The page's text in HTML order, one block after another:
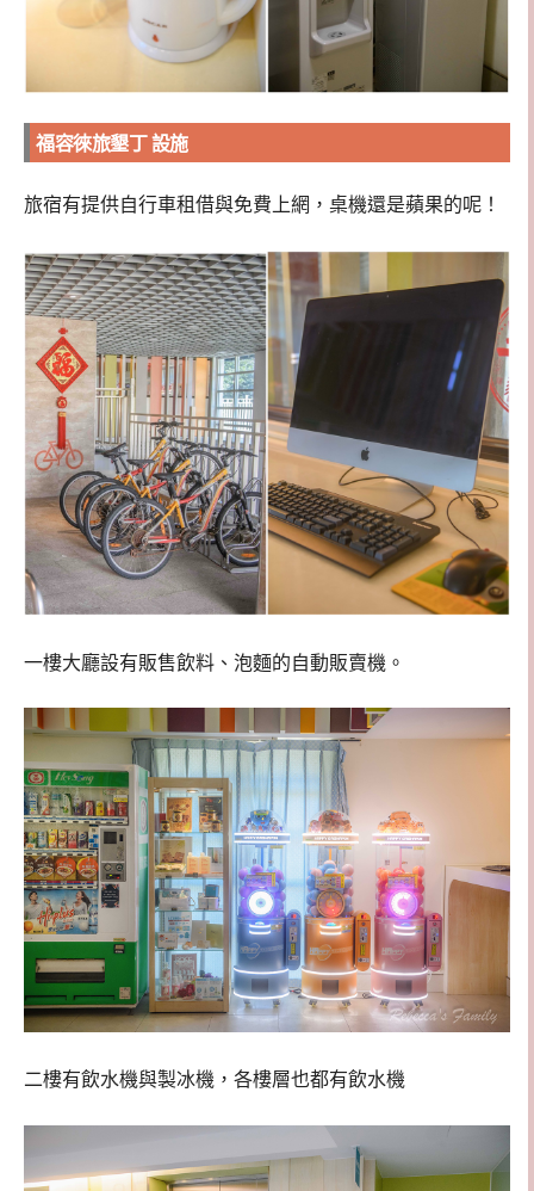
福容徠旅墾丁 設施
旅宿有提供自行車租借與免費上網，桌機還是蘋果的呢！
一樓大廳設有販售飲料、泡麵的自動販賣機。
二樓有飲水機與製冰機，各樓層也都有飲水機